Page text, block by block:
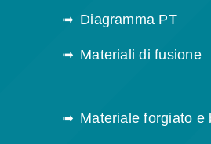
Diagramma PT
Materiali di fusione
Materiale forgiato e